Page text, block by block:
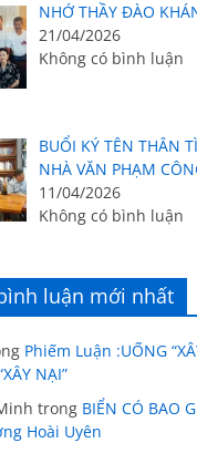
NHỚ THẦY ĐÀO
21/04/2026
Không có bình luận
BUỔI KÝ TÊN THÂN
NHÀ VĂN PHẠM
11/04/2026
Không có bình luận
luận mới nhất
Phiếm Luận :UỐNG
NẠI”
trong BIỂN CÓ BAO
Hoài Uyên